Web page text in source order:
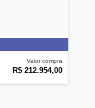
Valor compra
R$ 212.954,00